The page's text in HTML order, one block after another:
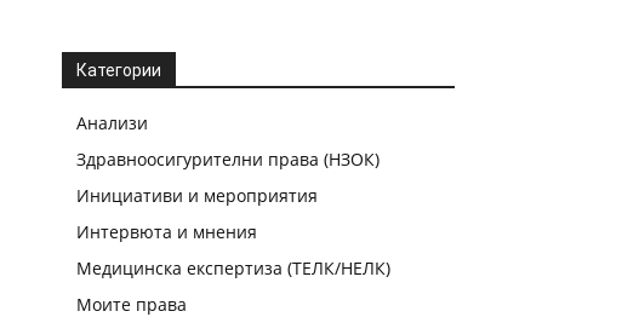
Категории
Анализи
Здравноосигурителни права (НЗОК)
Инициативи и мероприятия
Интервюта и мнения
Медицинска експертиза (ТЕЛК/НЕЛК)
Моите права